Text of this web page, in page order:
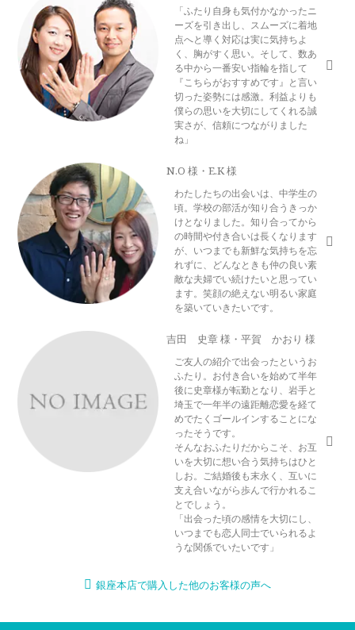
「ふたり自身も気付かなかったニ
ーズを引き出し、スムーズに着地
点へと導く対応は実に気持ちよ
く、胸がすく思い。そして、数あ
る中から一番安い指輪を指して
『こちらがおすすめです』と言い
切った姿勢には感激。利益よりも
僕らの思いを大切にしてくれる誠
実さが、信頼につながりました
ね」
N.O 様・E.K 様
わたしたちの出会いは、中学生の
頃。学校の部活が知り合うきっか
けとなりました。知り合ってから
の時間や付き合いは長くなります
が、いつまでも新鮮な気持ちを忘
れずに、どんなときも仲の良い素
敵な夫婦でい続けたいと思ってい
ます。笑顔の絶えない明るい家庭
を築いていきたいです。
吉田 史章 様・平賀 かおり 様
ご友人の紹介で出会ったというお
ふたり。お付き合いを始めて半年
後に史章様が転勤となり、岩手と
埼玉で一年半の遠距離恋愛を経て
めでたくゴールインすることにな
ったそうです。
そんなおふたりだからこそ、お互
いを大切に想い合う気持ちはひと
しお。ご結婚後も末永く、互いに
支え合いながら歩んで行かれるこ
とでしょう。
「出会った頃の感情を大切にし、
いつまでも恋人同士でいられるよ
うな関係でいたいです」
銀座本店で購入した他のお客様の声へ